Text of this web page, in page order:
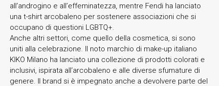
all’androgino e all’effeminatezza, mentre Fendi ha lanciato
una t-shirt arcobaleno per sostenere associazioni che si
occupano di questioni LGBTQ+.
Anche altri settori, come quello della cosmetica, si sono
uniti alla celebrazione. Il noto marchio di make-up italiano
KIKO Milano ha lanciato una collezione di prodotti colorati e
inclusivi, ispirata all’arcobaleno e alle diverse sfumature di
genere. Il brand si è impegnato anche a devolvere parte del